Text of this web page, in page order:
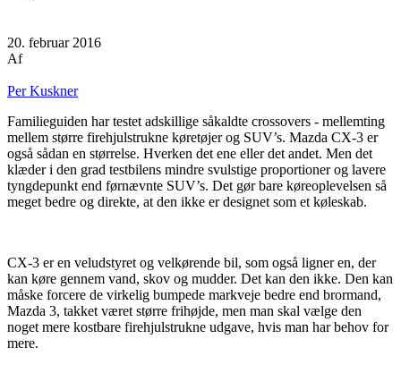
20. februar 2016
Af
Per Kuskner
Familieguiden har testet adskillige såkaldte crossovers - mellemting
mellem større firehjulstrukne køretøjer og SUV’s. Mazda CX-3 er
også sådan en størrelse. Hverken det ene eller det andet. Men det
klæder i den grad testbilens mindre svulstige proportioner og lavere
tyngdepunkt end førnævnte SUV’s. Det gør bare køreoplevelsen så
meget bedre og direkte, at den ikke er designet som et køleskab.
CX-3 er en veludstyret og velkørende bil, som også ligner en, der
kan køre gennem vand, skov og mudder. Det kan den ikke. Den kan
måske forcere de virkelig bumpede markveje bedre end brormand,
Mazda 3, takket været større frihøjde, men man skal vælge den
noget mere kostbare firehjulstrukne udgave, hvis man har behov for
mere.